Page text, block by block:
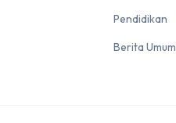
Pendidikan
Berita Umum